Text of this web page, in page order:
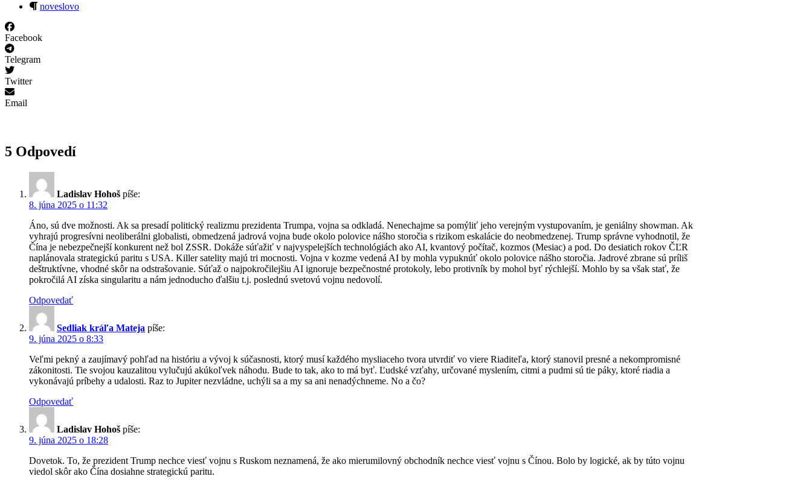
noveslovo
Facebook
Telegram
Twitter
Email
5 Odpovedí
Ladislav Hohoš píše:
8. júna 2025 o 11:32
Áno, sú dve možnosti. Ak sa presadí politický realizmu prezidenta Trumpa, vojna sa odkladá. Nenechajme sa pomýliť jeho verejným vystupovaním, je geniálny showman. Ak
vyhrajú progresívni neoliberálni globalisti, obmedzená jadrová vojna bude okolo polovice nášho storočia s rizikom eskalácie do neobmedzenej. Trump správne vyhodnotil, že
Čína je nebezpečnejší konkurent než bol ZSSR. Dokáže súťažiť v najvyspelejších technológiách ako AI, kvantový počítač, kozmos (Mesiac) a pod. Do desiatich rokov ČĽR
naplánovala strategickú paritu s USA. Killer satelity majú tri mocnosti. Vojna v kozme vedená AI by mohla vypuknúť okolo polovice nášho storočia. Jadrové zbrane sú príliš
deštruktívne, vhodné skôr na odstrašovanie. Súťaž o najpokročilejšiu AI ignoruje bezpečnostné protokoly, lebo protivník by mohol byť rýchlejší. Mohlo by sa však stať, že
pokročilá AI získa singularitu a nám jednoducho ďalšiu t.j. poslednú svetovú vojnu nedovolí.
Odpovedať
Sedliak kráľa Mateja píše:
9. júna 2025 o 8:33
Veľmi pekný a zaujímavý pohľad na históriu a vývoj k súčasnosti, ktorý musí každého mysliaceho tvora utvrdiť vo viere Riaditeľa, ktorý stanovil presné a nekompromisné
zákonitosti. Tie svojou kauzalitou vylučujú akúkoľvek náhodu. Bude to tak, ako to má byť. Ľudské vzťahy, určované myslením, citmi a pudmi sú tie páky, ktoré riadia a
vykonávajú príbehy a udalosti. Raz to Jupiter nezvládne, uchýli sa a my sa ani nenadýchneme. No a čo?
Odpovedať
Ladislav Hohoš píše:
9. júna 2025 o 18:28
Dovetok. To, že prezident Trump nechce viesť vojnu s Ruskom neznamená, že ako mierumilovný obchodník nechce viesť vojnu s Čínou. Bolo by logické, ak by túto vojnu
viedol skôr ako Čína dosiahne strategickú paritu.